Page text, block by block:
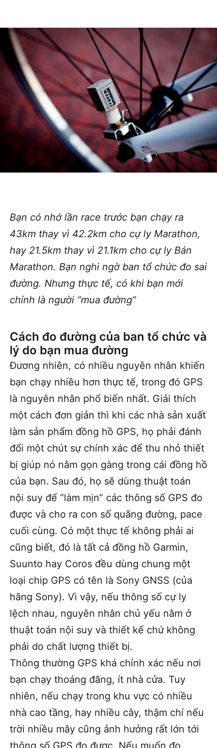
Bạn có nhớ lần race trước bạn chạy ra
43km thay vì 42.2km cho cự ly Marathon,
hay 21.5km thay vì 21.1km cho cự ly Bán
Marathon. Bạn nghi ngờ ban tổ chức đo sai
đường. Nhưng thực tế, có khi bạn mới
chính là người “mua đường”
Cách đo đường của ban tổ chức và
lý do bạn mua đường
Đương nhiên, có nhiều nguyên nhân khiến
bạn chạy nhiều hơn thực tế, trong đó GPS
là nguyên nhân phổ biến nhất. Giải thích
một cách đơn giản thì khi các nhà sản xuất
làm sản phẩm đồng hồ GPS, họ phải đánh
đổi một chút sự chính xác để thu nhỏ thiết
bị giúp nó nằm gọn gàng trong cái đồng hồ
của bạn. Sau đó, họ sẽ dùng thuật toán
nội suy để “làm mịn” các thông số GPS đo
được và cho ra con số quãng đường, pace
cuối cùng. Có một thực tế không phải ai
cũng biết, đó là tất cả đồng hồ Garmin,
Suunto hay Coros đều dùng chung một
loại chip GPS có tên là Sony GNSS (của
hãng Sony). Vì vậy, nếu thông số cự ly
lệch nhau, nguyên nhân chủ yếu nằm ở
thuật toán nội suy và thiết kế chứ không
phải do chất lượng thiết bị.
Thông thường GPS khá chính xác nếu nơi
bạn chạy thoáng đãng, ít nhà cửa. Tuy
nhiên, nếu chạy trong khu vực có nhiều
nhà cao tầng, hay nhiều cây, thậm chí nếu
trời nhiều mây cũng ảnh hưởng rất lớn tới